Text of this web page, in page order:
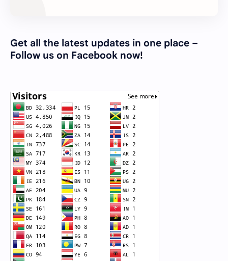
Get all the latest updates in one place –
Follow us on Facebook now!